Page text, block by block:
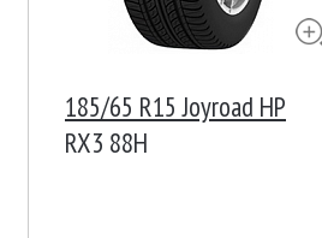
185/65 R15 Joyroad HP
RX3 88H